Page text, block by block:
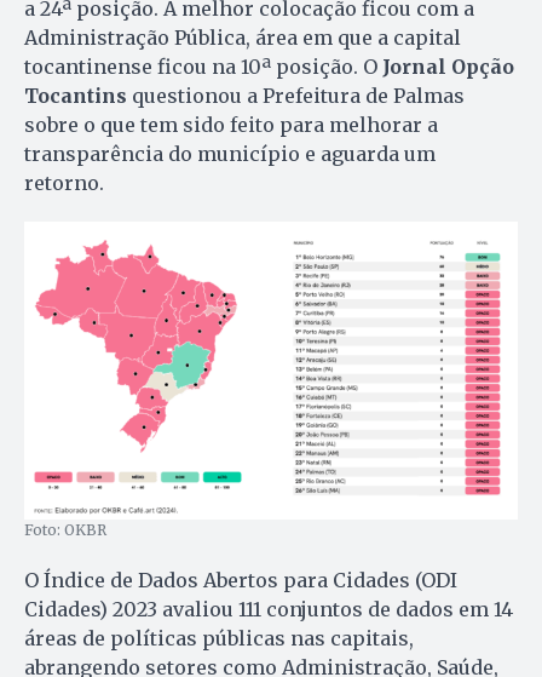
a 24ª posição. A melhor colocação ficou com a
Administração Pública, área em que a capital
tocantinense ficou na 10ª posição. O Jornal Opção
Tocantins questionou a Prefeitura de Palmas
sobre o que tem sido feito para melhorar a
transparência do município e aguarda um
retorno.
Foto: OKBR
O Índice de Dados Abertos para Cidades (ODI
Cidades) 2023 avaliou 111 conjuntos de dados em 14
áreas de políticas públicas nas capitais,
abrangendo setores como Administração, Saúde,